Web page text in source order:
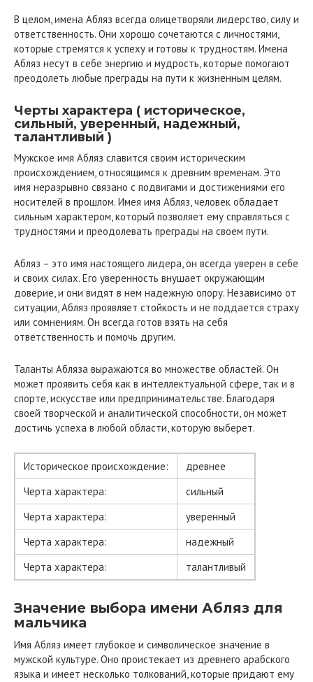
В целом, имена Абляз всегда олицетворяли лидерство, силу и
ответственность. Они хорошо сочетаются с личностями,
которые стремятся к успеху и готовы к трудностям. Имена
Абляз несут в себе энергию и мудрость, которые помогают
преодолеть любые преграды на пути к жизненным целям.
Черты характера ( историческое,
сильный, уверенный, надежный,
талантливый )
Мужское имя Абляз славится своим историческим
происхождением, относящимся к древним временам. Это
имя неразрывно связано с подвигами и достижениями его
носителей в прошлом. Имея имя Абляз, человек обладает
сильным характером, который позволяет ему справляться с
трудностями и преодолевать преграды на своем пути.
Абляз – это имя настоящего лидера, он всегда уверен в себе
и своих силах. Его уверенность внушает окружающим
доверие, и они видят в нем надежную опору. Независимо от
ситуации, Абляз проявляет стойкость и не поддается страху
или сомнениям. Он всегда готов взять на себя
ответственность и помочь другим.
Таланты Абляза выражаются во множестве областей. Он
может проявить себя как в интеллектуальной сфере, так и в
спорте, искусстве или предпринимательстве. Благодаря
своей творческой и аналитической способности, он может
достичь успеха в любой области, которую выберет.
Историческое происхождение:
древнее
Черта характера:
сильный
Черта характера:
уверенный
Черта характера:
надежный
Черта характера:
талантливый
Значение выбора имени Абляз для
мальчика
Имя Абляз имеет глубокое и символическое значение в
мужской культуре. Оно проистекает из древнего арабского
языка и имеет несколько толкований, которые придают ему